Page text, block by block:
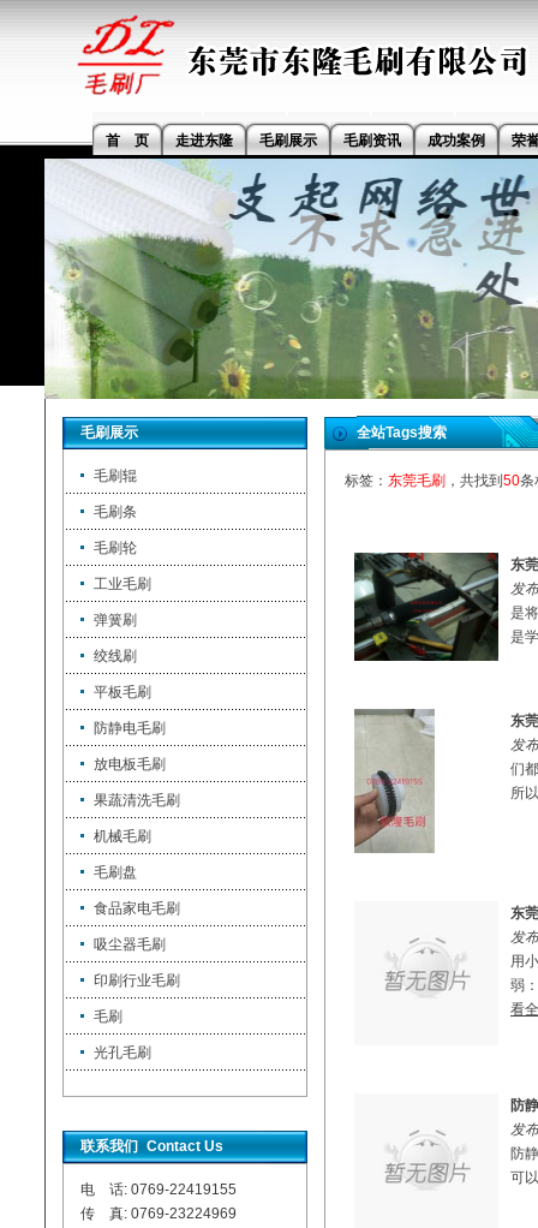
首 页 走进东隆 毛刷展示 毛刷资讯 成功案例 荣
毛刷展示
毛刷辊
毛刷条
毛刷轮
工业毛刷
弹簧刷
绞线刷
平板毛刷
防静电毛刷
放电板毛刷
果蔬清洗毛刷
机械毛刷
毛刷盘
食品家电毛刷
吸尘器毛刷
印刷行业毛刷
毛刷
光孔毛刷
联系我们 Contact Us
电 话: 0769-22419155
传 真: 0769-23224969
全站Tags搜索
标签： 东莞毛刷 ，共找到 50条
东
发
是
是
东
发
们
所
东
发
用
弱
看
防
发
防
可